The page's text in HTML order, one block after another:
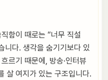
함이 때로는 “너무 직설
니다. 생각을 숨기기보다 있
르기 때문에, 방송·인터뷰
살 여지가 있는 구조입니다.